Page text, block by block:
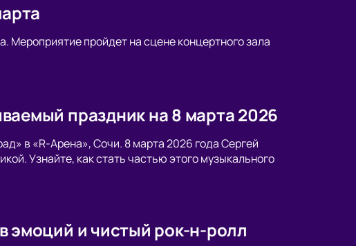
Мероприятие пройдет на сцене концертного зала
праздник на 8 марта 2026
в «R-Арена», Сочи. 8 марта 2026 года Сергей
Узнайте, как стать частью этого музыкального
эмоций и чистый рок-н-ролл